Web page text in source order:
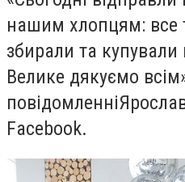
нашим хлопцям: все
збирали та
Велике дякуємо
повідомленні
Facebook.